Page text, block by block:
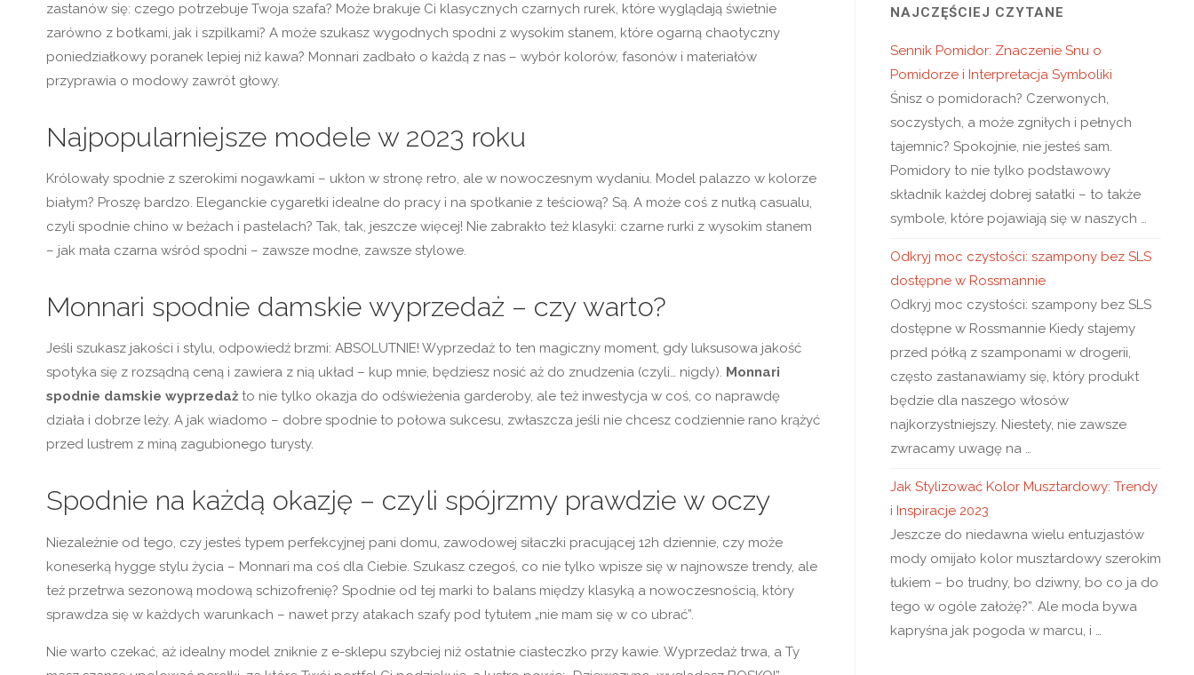
zastanów się: czego potrzebuje Twoja szafa? Może brakuje Ci klasycznych czarnych rurek, które wyglądają świetnie
zarówno z botkami, jak i szpilkami? A może szukasz wygodnych spodni z wysokim stanem, które ogarną chaotyczny
poniedziałkowy poranek lepiej niż kawa? Monnari zadbało o każdą z nas – wybór kolorów, fasonów i materiałów
przyprawia o modowy zawrót głowy.
Najpopularniejsze modele w 2023 roku
Królowały spodnie z szerokimi nogawkami – ukłon w stronę retro, ale w nowoczesnym wydaniu. Model palazzo w kolorze
białym? Proszę bardzo. Eleganckie cygaretki idealne do pracy i na spotkanie z teściową? Są. A może coś z nutką casualu,
czyli spodnie chino w beżach i pastelach? Tak, tak, jeszcze więcej! Nie zabrakło też klasyki: czarne rurki z wysokim stanem
– jak mała czarna wśród spodni – zawsze modne, zawsze stylowe.
Monnari spodnie damskie wyprzedaż – czy warto?
Jeśli szukasz jakości i stylu, odpowiedź brzmi: ABSOLUTNIE! Wyprzedaż to ten magiczny moment, gdy luksusowa jakość
spotyka się z rozsądną ceną i zawiera z nią układ – kup mnie, będziesz nosić aż do znudzenia (czyli… nigdy). Monnari
spodnie damskie wyprzedaż to nie tylko okazja do odświeżenia garderoby, ale też inwestycja w coś, co naprawdę
działa i dobrze leży. A jak wiadomo – dobre spodnie to połowa sukcesu, zwłaszcza jeśli nie chcesz codziennie rano krążyć
przed lustrem z miną zagubionego turysty.
Spodnie na każdą okazję – czyli spójrzmy prawdzie w oczy
Niezależnie od tego, czy jesteś typem perfekcyjnej pani domu, zawodowej siłaczki pracującej 12h dziennie, czy może
koneserką hygge stylu życia – Monnari ma coś dla Ciebie. Szukasz czegoś, co nie tylko wpisze się w najnowsze trendy, ale
też przetrwa sezonową modową schizofrenię? Spodnie od tej marki to balans między klasyką a nowoczesnością, który
sprawdza się w każdych warunkach – nawet przy atakach szafy pod tytułem „nie mam się w co ubrać”.
Nie warto czekać, aż idealny model zniknie z e-sklepu szybciej niż ostatnie ciasteczko przy kawie. Wyprzedaż trwa, a Ty
NAJCZĘŚCIEJ CZYTANE
Sennik Pomidor: Znaczenie Snu o
Pomidorze i Interpretacja Symboliki
Śnisz o pomidorach? Czerwonych,
soczystych, a może zgniłych i pełnych
tajemnic? Spokojnie, nie jesteś sam.
Pomidory to nie tylko podstawowy
składnik każdej dobrej sałatki – to także
symbole, które pojawiają się w naszych …
Odkryj moc czystości: szampony bez SLS
dostępne w Rossmannie
Odkryj moc czystości: szampony bez SLS
dostępne w Rossmannie Kiedy stajemy
przed półką z szamponami w drogerii,
często zastanawiamy się, który produkt
będzie dla naszego włosów
najkorzystniejszy. Niestety, nie zawsze
zwracamy uwagę na …
Jak Stylizować Kolor Musztardowy: Trendy
i Inspiracje 2023
Jeszcze do niedawna wielu entuzjastów
mody omijało kolor musztardowy szerokim
łukiem – bo trudny, bo dziwny, bo co ja do
tego w ogóle założę?”. Ale moda bywa
kapryśna jak pogoda w marcu, i …